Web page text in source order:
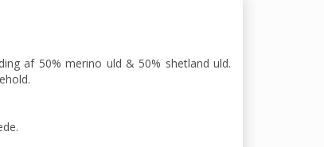
af 50% merino uld & 50% shetland uld.